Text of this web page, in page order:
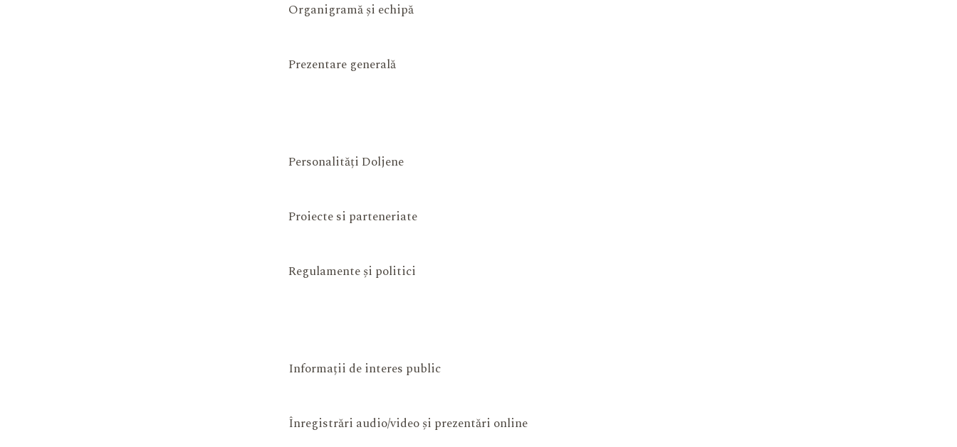
Organigramă și echipă
Prezentare generală
Personalități Doljene
Proiecte si parteneriate
Regulamente și politici
Informații de interes public
Înregistrări audio/video și prezentări online